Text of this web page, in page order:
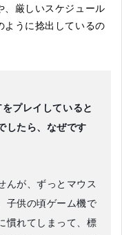
、厳しいスケジュール
ように捻出しているの
プレイしていると
したら、なぜです
んが、ずっとマウス
子供の頃ゲーム機で
慣れてしまって、標